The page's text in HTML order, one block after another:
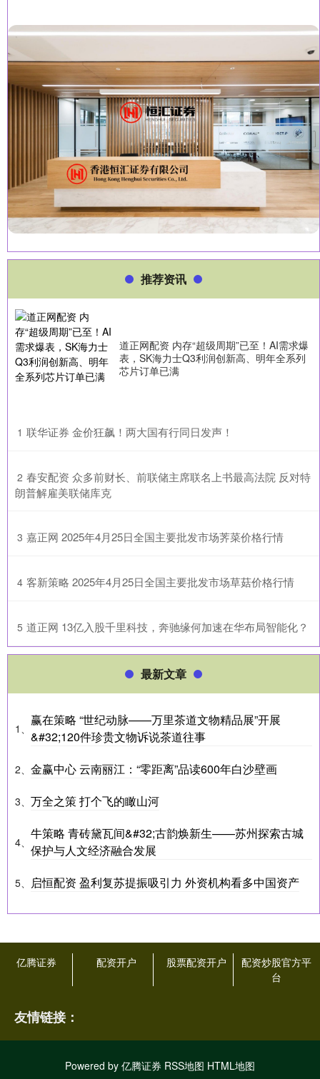
推荐资讯
道正网配资 内存“超级周期”已至！AI需求爆
表，SK海力士Q3利润创新高、明年全系列
芯片订单已满
1 ​联华证券 金价狂飙！两大国有行同日发声！
2 ​春安配资 众多前财长、前联储主席联名上书最高法院 反对特
朗普解雇美联储库克
3 ​嘉正网 2025年4月25日全国主要批发市场荠菜价格行情
4 ​客新策略 2025年4月25日全国主要批发市场草菇价格行情
5 ​道正网 13亿入股千里科技，奔驰缘何加速在华布局智能化？
最新文章
1、
赢在策略 “世纪动脉——万里茶道文物精品展”开展
&#32;120件珍贵文物诉说茶道往事
2、 金赢中心 云南丽江：“零距离”品读600年白沙壁画
3、 万全之策 打个飞的瞰山河
4、
牛策略 青砖黛瓦间&#32;古韵焕新生——苏州探索古城
保护与人文经济融合发展
5、 启恒配资 盈利复苏提振吸引力 外资机构看多中国资产
亿腾证券 配资开户 股票配资开户
配资炒股官方平
台
友情链接：
Powered by 亿腾证券 RSS地图 HTML地图